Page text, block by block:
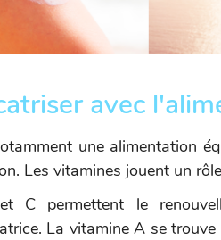
avec
une alimentation
Les vitamines jouent un
C permettent le
La vitamine A se